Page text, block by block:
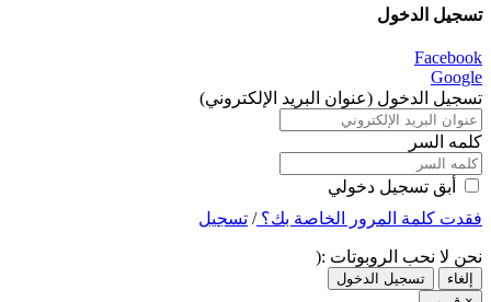
تسجيل الدخول
Facebook
Google
تسجيل الدخول (عنوان البريد الإلكتروني)
كلمه السر
أبق تسجيل دخولي
فقدت كلمة المرور الخاصة بك؟/ تسجيل
نحن لا نحب الروبوتات :(
إلغاء
تسجيل الدخول